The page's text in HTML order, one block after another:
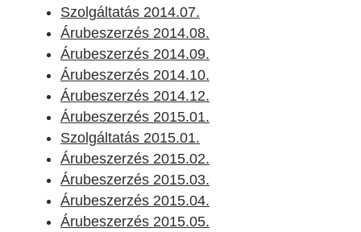
Szolgáltatás 2014.07.
Árubeszerzés 2014.08.
Árubeszerzés 2014.09.
Árubeszerzés 2014.10.
Árubeszerzés 2014.12.
Árubeszerzés 2015.01.
Szolgáltatás 2015.01.
Árubeszerzés 2015.02.
Árubeszerzés 2015.03.
Árubeszerzés 2015.04.
Árubeszerzés 2015.05.